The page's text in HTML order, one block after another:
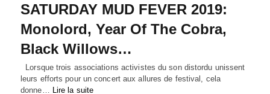
SATURDAY MUD FEVER 2019:
Monolord, Year Of The Cobra,
Black Willows…
Lorsque trois associations activistes du son distordu unissent
leurs efforts pour un concert aux allures de festival, cela
donne…
Lire la suite